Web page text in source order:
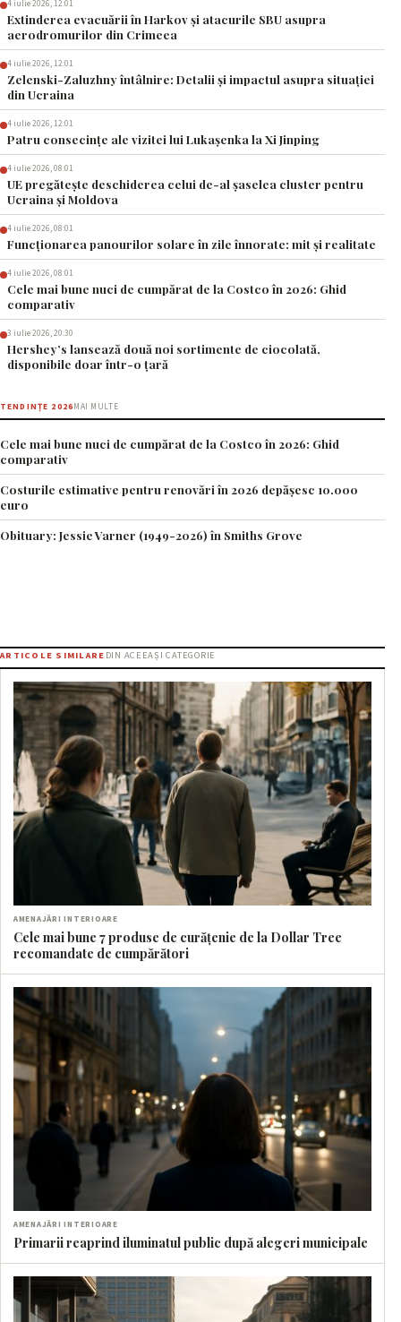
4 iulie 2026, 12:01
Extinderea evacuării în Harkov și atacurile SBU asupra
aerodromurilor din Crimeea
4 iulie 2026, 12:01
Zelenski-Zaluzhny întâlnire: Detalii și impactul asupra situației
din Ucraina
4 iulie 2026, 12:01
Patru consecințe ale vizitei lui Lukașenka la Xi Jinping
4 iulie 2026, 08:01
UE pregătește deschiderea celui de-al șaselea cluster pentru
Ucraina și Moldova
4 iulie 2026, 08:01
Funcționarea panourilor solare în zile înnorate: mit și realitate
4 iulie 2026, 08:01
Cele mai bune nuci de cumpărat de la Costco în 2026: Ghid
comparativ
3 iulie 2026, 20:30
Hershey’s lansează două noi sortimente de ciocolată,
disponibile doar într-o țară
TENDINȚE 2026MAI MULTE
Cele mai bune nuci de cumpărat de la Costco în 2026: Ghid
comparativ
Costurile estimative pentru renovări în 2026 depășesc 10.000
euro
Obituary: Jessie Varner (1949-2026) în Smiths Grove
ARTICOLE SIMILARE DIN ACEEAȘI CATEGORIE
AMENAJĂRI INTERIOARE
Cele mai bune 7 produse de curățenie de la Dollar Tree
recomandate de cumpărători
AMENAJĂRI INTERIOARE
Primarii reaprind iluminatul public după alegeri municipale